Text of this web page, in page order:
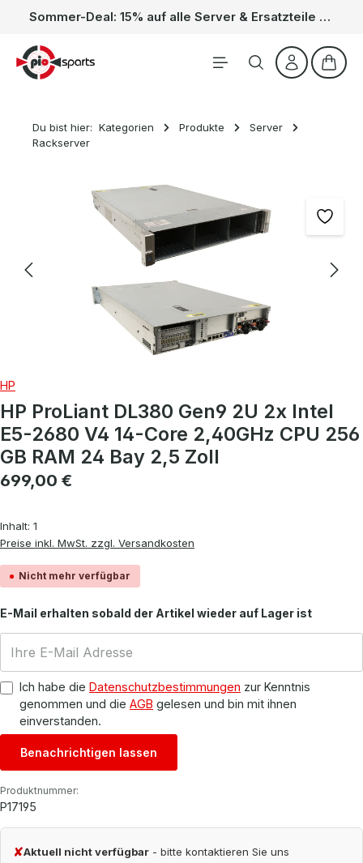
Zum Hauptinhalt springen Sommer-Deal: 15% auf alle Server & Ersatzteile – Kein Code nötig, der Rabatt wird automatisch im Warenkorb abgezogen. Gültig vom 01.06. bis 31.08.
Du bist hier: Kategorien Produkte
Server
Rackserver
Bildergalerie überspringen
HP
HP ProLiant DL380 Gen9 2U 2x Intel
E5-2680 V4 14-Core 2,40GHz CPU 256
GB RAM 24 Bay 2,5 Zoll
Regulärer Preis:
699,00 €
Inhalt: 1
Preise inkl. MwSt. zzgl. Versandkosten
Nicht mehr verfügbar
E-Mail erhalten sobald der Artikel wieder auf Lager ist
Ich habe die Datenschutzbestimmungen zur Kenntnis
genommen und die AGB gelesen und bin mit ihnen
einverstanden.
Benachrichtigen lassen
Produktnummer:
P17195
✘Aktuell nicht verfügbar - bitte kontaktieren Sie uns